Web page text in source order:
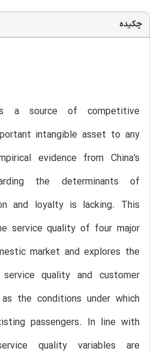
چکیده
a source of competitive
intangible asset to any
evidence from China's
the determinants of
and loyalty is lacking. This
service quality of four major
market and explores the
quality and customer
the conditions under which
passengers. In line with
quality variables are